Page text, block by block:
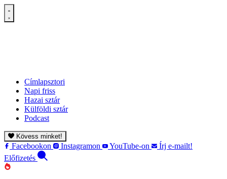
Címlapsztori
Napi friss
Hazai sztár
Külföldi sztár
Podcast
Kövess minket!
Facebookon Instagramon YouTube-on
Írj e-mailt!
Előfizetés